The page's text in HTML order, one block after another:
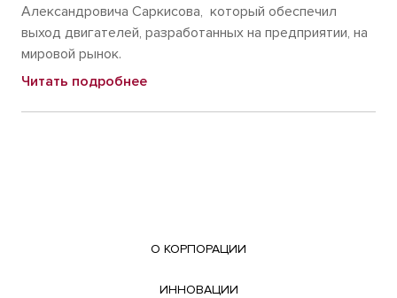
Александровича Саркисова, который обеспечил
выход двигателей, разработанных на предприятии, на
мировой рынок.
Читать подробнее
О КОРПОРАЦИИ
ИННОВАЦИИ